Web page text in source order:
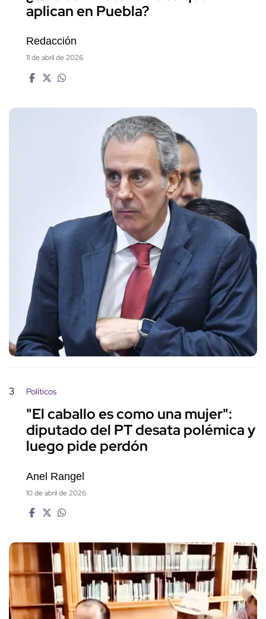
aplican en Puebla?
Redacción
11 de abril de 2026
3 Políticos
"El caballo es como una mujer":
diputado del PT desata polémica y
luego pide perdón
Anel Rangel
10 de abril de 2026